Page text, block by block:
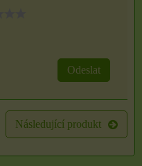
Odeslat
Následující produkt